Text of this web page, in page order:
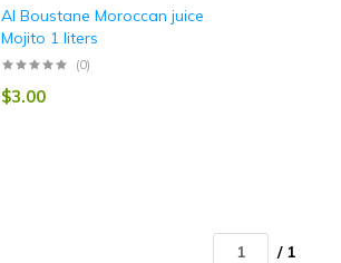
Al Boustane Moroccan juice
Mojito 1 liters
(0)
$3.00
/ 1